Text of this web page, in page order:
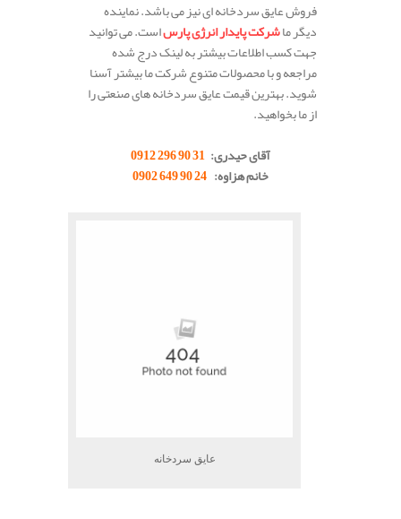
فروش عایق سردخانه ای نیز می باشد. نماینده
دیگر ماشرکت پایدار انرژی پارساست. می توانید
جهت کسب اطلاعات بیشتر به لینک درج شده
مراجعه و با محصولات متنوع شرکت ما بیشتر آسنا
شوید. بهترین قیمت عایق سردخانه های صنعتی را
از ما بخواهید.
آقای حیدری: 31 90 296 0912
خانم هزاوه: 24 90 649 0902
عایق سردخانه